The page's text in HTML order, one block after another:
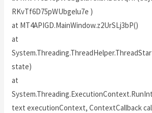
RKvTf6D75pWUbgelu7e )
at MT4APIGD.MainWindow.z2UrSLj3bP()
at
state)
at
text executionContext, ContextCallback